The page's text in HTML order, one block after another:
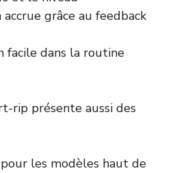
grâce au feedback
facile dans la routine
rip présente aussi des
les modèles haut de